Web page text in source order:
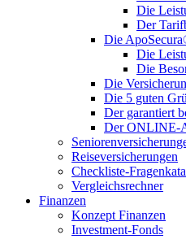
Die
Der
Die
Die
Die
Die
Die 5 guten
Der garantiert
Der ONLINE-
Reiseversicherungen
Checkliste-
Vergleichsrechner
Finanzen
Konzept Finanzen
Investment-Fonds